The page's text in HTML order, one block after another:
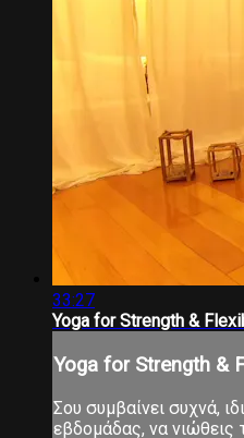
33:27
Yoga for Strength &
Yoga for Strength &
Σου συμβαίνει συχνά,
εβδομάδας, να